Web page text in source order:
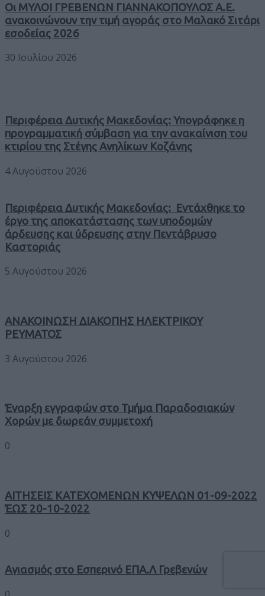
Οι ΜΥΛΟΙ ΓΡΕΒΕΝΩΝ ΓΙΑΝΝΑΚΟΠΟΥΛΟΣ Α.Ε.
ανακοινώνουν την τιμή αγοράς στο Μαλακό Σιτάρι
εσοδείας 2026
30 Ιουλίου 2026
Περιφέρεια Δυτικής Μακεδονίας: Υπογράφηκε η
προγραμματική σύμβαση για την ανακαίνιση του
κτιρίου της Στέγης Ανηλίκων Κοζάνης
4 Αυγούστου 2026
Περιφέρεια Δυτικής Μακεδονίας: Εντάχθηκε το
έργο της αποκατάστασης των υποδομών
άρδευσης και ύδρευσης στην Πεντάβρυσο
Καστοριάς
5 Αυγούστου 2026
ΑΝΑΚΟΙΝΩΣΗ ΔΙΑΚΟΠΗΣ ΗΛΕΚΤΡΙΚΟΥ
ΡΕΥΜΑΤΟΣ
3 Αυγούστου 2026
Έναρξη εγγραφών στο Τμήμα Παραδοσιακών
Χορών με δωρεάν συμμετοχή
0
ΑΙΤΗΣΕΙΣ ΚΑΤΕΧΟΜΕΝΩΝ ΚΥΨΕΛΩΝ 01-09-2022
ΈΩΣ 20-10-2022
0
Αγιασμός στο Εσπερινό ΕΠΑ.Λ Γρεβενών